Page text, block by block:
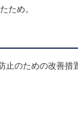
ため。
のための改善